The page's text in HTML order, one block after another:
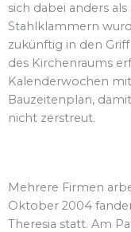
sich dabei anders
Stahlklammern
zukünftig in den
des Kirchenraums
Kalenderwochen
Bauzeitenplan,
nicht zerstreut.
Mehrere Firmen
Oktober 2004
Theresia statt. Am